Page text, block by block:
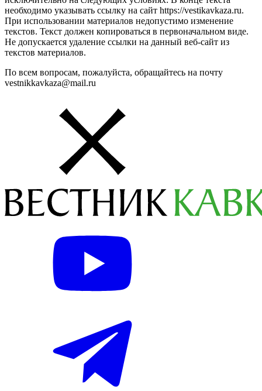
необходимо указывать ссылку на сайт https://vestikavkaza.ru.
При использовании материалов недопустимо изменение
текстов. Текст должен копироваться в первоначальном виде.
Не допускается удаление ссылки на данный веб-сайт из
текстов материалов.
По всем вопросам, пожалуйста, обращайтесь на почту
vestnikkavkaza@mail.ru